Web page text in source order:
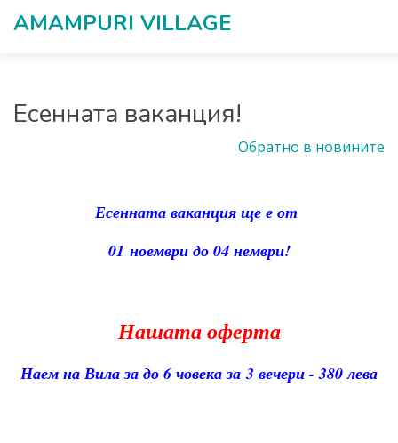
AMAMPURI VILLAGЕ
Eсенната ваканция!
Обратно в новините
Есенната ваканция ще е от
01 ноември до 04 нември!
Нашата оферта
Наем на Вила за до 6 човека за 3 вечери - 380 лева